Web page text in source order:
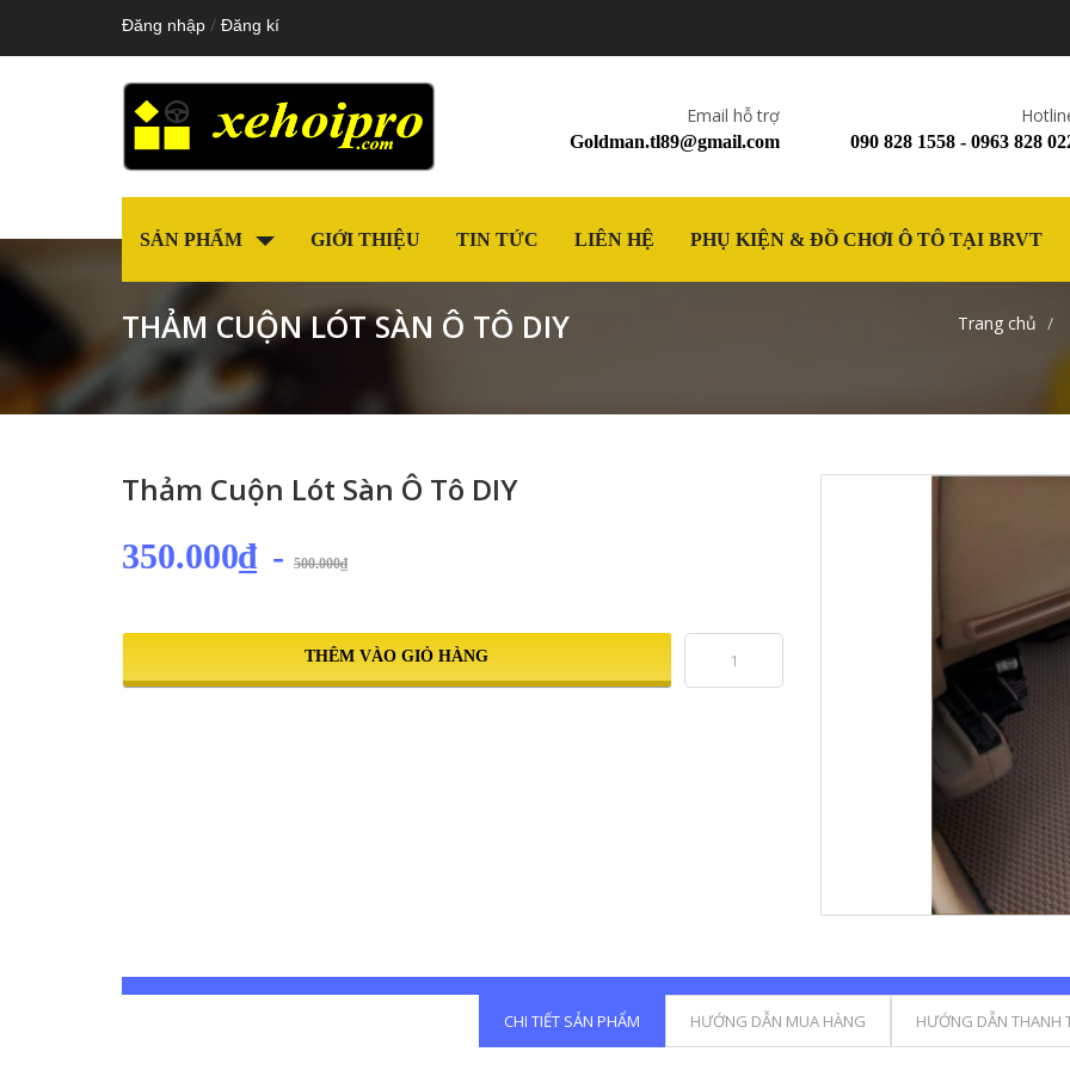
Đăng nhập / Đăng kí
Email hỗ trợ
Goldman.tl89@gmail.com 090 828 1558 - 0963 828
SẢN PHẨM GIỚI THIỆU TIN TỨC LIÊN HỆ PHỤ KIỆN & ĐỒ CHƠI Ô TÔ TẠI BRVT
THẢM CUỘN LÓT SÀN Ô TÔ DIY Trang chủ
Thảm Cuộn Lót Sàn Ô Tô DIY
350.000₫ - 500.000₫
THÊM VÀO GIỎ HÀNG
CHI TIẾT SẢN PHẨM HƯỚNG DẪN MUA HÀNG HƯỚNG DẪN THANH